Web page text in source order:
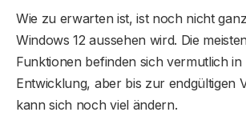
Wie zu erwarten ist, ist noch nicht
Windows 12 aussehen wird. Die
Funktionen befinden sich vermutlich in
Entwicklung, aber bis zur endgültigen
kann sich noch viel ändern.